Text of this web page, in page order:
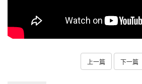
上一篇 下一篇